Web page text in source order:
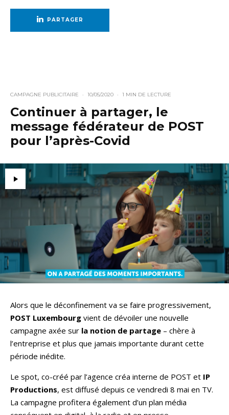
PARTAGER
CAMPAGNE PUBLICITAIRE · 10/05/2020 · 1 MIN DE LECTURE
Continuer à partager, le
message fédérateur de POST
pour l’après-Covid
Alors que le déconfinement va se faire progressivement,
POST Luxembourg vient de dévoiler une nouvelle
campagne axée sur la notion de partage – chère à
l’entreprise et plus que jamais importante durant cette
période inédite.
Le spot, co-créé par l’agence créa interne de POST et IP
Productions, est diffusé depuis ce vendredi 8 mai en TV.
La campagne profitera également d’un plan média